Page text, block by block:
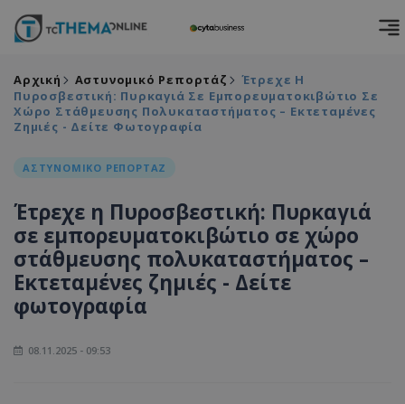
Αρχική Αστυνομικό Ρεπορτάζ
Έτρεχε Η
Πυροσβεστική: Πυρκαγιά Σε Εμπορευματοκιβώτιο Σε
Χώρο Στάθμευσης Πολυκαταστήματος – Εκτεταμένες
Ζημιές - Δείτε Φωτογραφία
ΑΣΤΥΝΟΜΙΚΟ ΡΕΠΟΡΤΑΖ
Έτρεχε η Πυροσβεστική: Πυρκαγιά
σε εμπορευματοκιβώτιο σε χώρο
στάθμευσης πολυκαταστήματος –
Εκτεταμένες ζημιές - Δείτε
φωτογραφία
08.11.2025 - 09:53